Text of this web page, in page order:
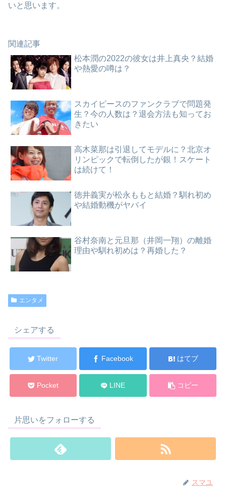
いと思います。
関連記事
松本潤の2022の彼女は井上真央？結婚
や熱愛の噂は？
スカイピースのファンクラブで問題発
生？今の人数は？退会方法も知ってお
きたい
高木菜那は引退してモデルに？北京オ
リンピックで転倒したが銀！スケート
は続けて！
徳井義実が松永ももと結婚？馴れ初め
や結婚動機がヤバイ
谷村奈南と元旦那（井岡一翔）の離婚
理由や馴れ初めは？再婚した？
エンタメ
シェアする
Twitter Facebook はてブ
Pocket LINE コピー
片思いをフォローする
スマユ